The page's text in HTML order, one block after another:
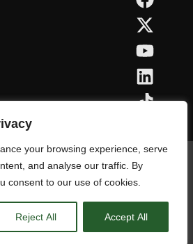
your browsing experience, serve
and analyse our traffic. By
consent to our use of cookies.
Reject All Accept All
de Artes y Diseño de Barcelona.
reservados.
ES EN